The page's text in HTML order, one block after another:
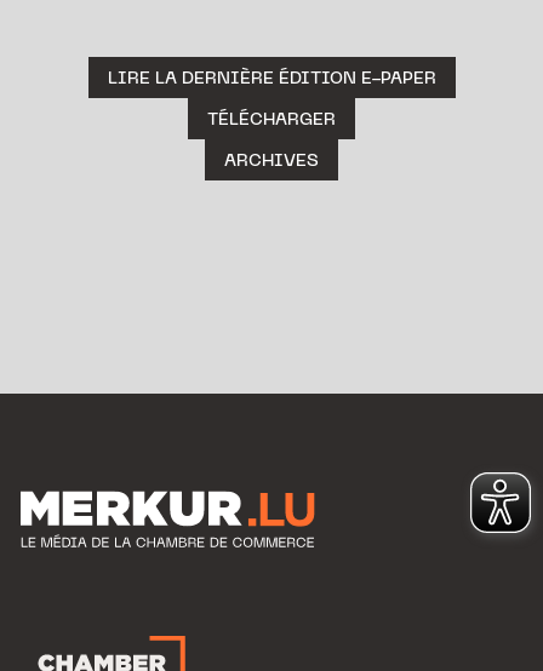
LIRE LA DERNIÈRE ÉDITION E-PAPER
TÉLÉCHARGER
ARCHIVES